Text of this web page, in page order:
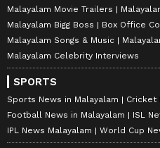
Malayalam Movie Trailers
Malayalam Bigg Boss
Box Office
Malayalam Songs & Music
Malayalam Celebrity Interviews
SPORTS
Sports News in Malayalam
Cricket
Football News in Malayalam
ISL
IPL News Malayalam
World Cup